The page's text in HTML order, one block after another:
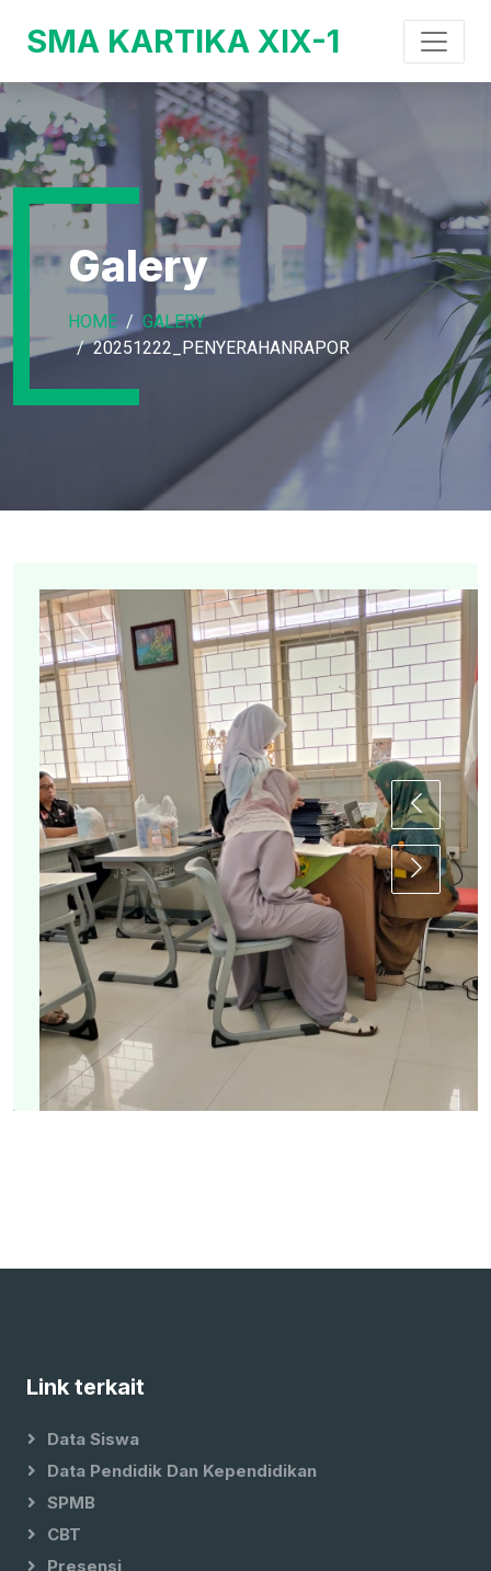
SMA KARTIKA XIX-1
Galery
HOME
GALERY
20251222_PENYERAHANRAPOR
Link terkait
Data Siswa
Data Pendidik Dan Kependidikan
SPMB
CBT
Presensi